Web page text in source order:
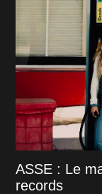
ASSE : Le
records